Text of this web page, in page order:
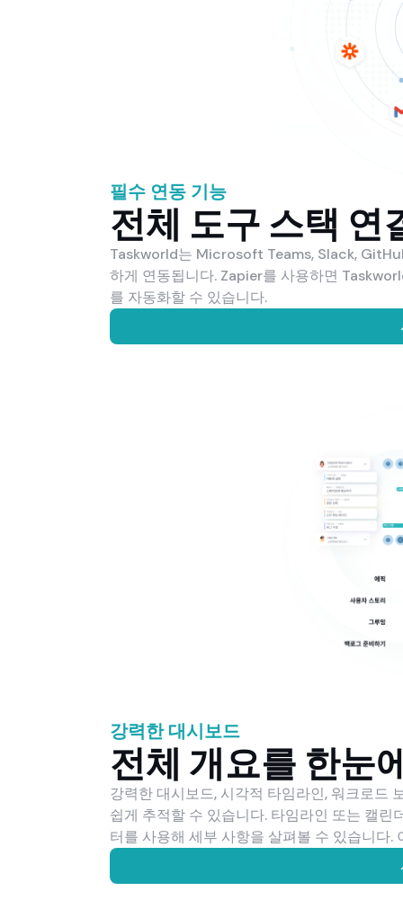
필수 연동 기능
전체 도구 스택 연
Taskworld는 Microsoft Teams, Slack,
하게 연동됩니다. Zapier를 사용하면
를 자동화할 수 있습니다.
강력한 대시보드
전체 개요를 한눈
강력한 대시보드, 시각적 타임라인, 워크로드
쉽게 추적할 수 있습니다. 타임라인 또는 캘
터를 사용해 세부 사항을 살펴볼 수 있습니다